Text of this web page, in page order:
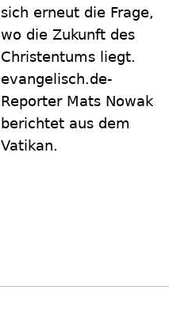
sich erneut die Frage,
wo die Zukunft des
Christentums liegt.
evangelisch.de-
Reporter Mats Nowak
berichtet aus dem
Vatikan.